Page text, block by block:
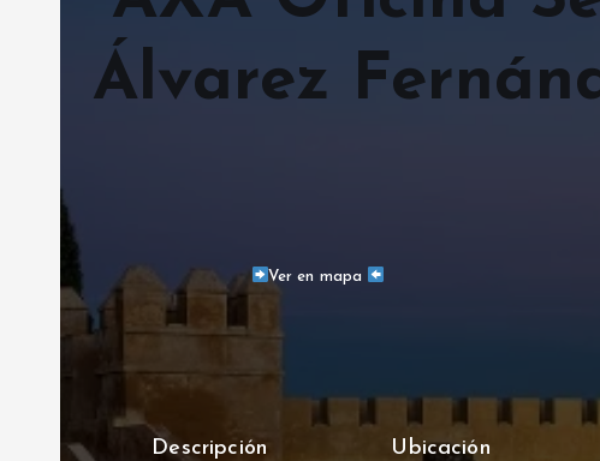
Álvarez
Ver en mapa
Descripción Ubicación